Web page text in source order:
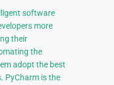
software
more
their
the
adopt the best
PyCharm is the